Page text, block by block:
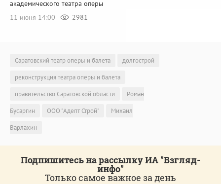
академического театра оперы
11 июня 14:00
2981
Саратовский театр оперы и балета
долгострой
реконструкция театра оперы и балета
правительство Саратовской области
Роман
Бусаргин
ООО "Адепт Строй"
Михаил
Варлахин
Подпишитесь на рассылку ИА "Взгляд-
инфо"
Только самое важное за день